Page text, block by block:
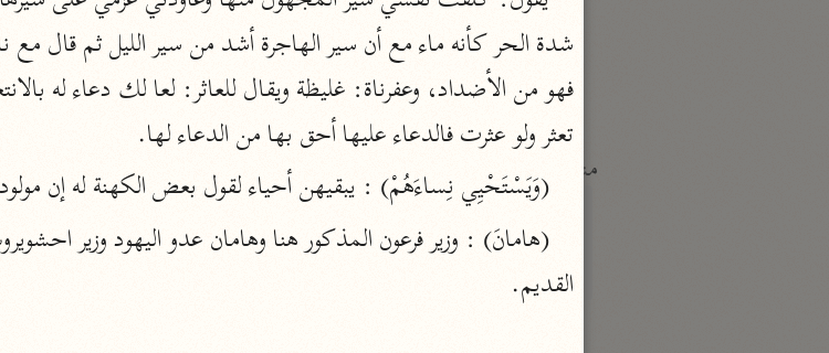
الماوردي (٤٥٠ هـ)
منتقاة
تفسير ابن قيّم الجوزيّة
ابن القيم (٧٥١ هـ)
أخرى
أضواء البيان
محمد الأمين الشنقيطي (١٣٩٤ هـ)
نظم الدرر
البقاعي (٨٨٥ هـ)
تعثر ولو عثرت فالدعاء عليها أحق بها من الدعاء لها.
(وَيَسْتَحْيِي نِساءَهُمْ) : يبقيهن أحياء لقول بعض الكهنة له إن